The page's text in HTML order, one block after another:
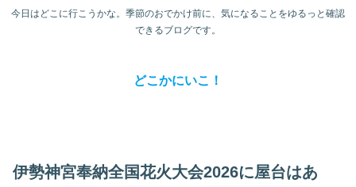
今日はどこに行こうかな。季節のおでかけ前に、気になることをゆるっと確認
できるブログです。
どこかにいこ！
伊勢神宮奉納全国花火大会2026に屋台はあ